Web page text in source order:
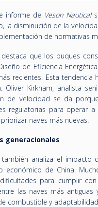
informe de Veson Nautical
la disminución de la
de normativas
que los buques
de Eficiencia
recientes. Esta
Oliver Kirkham, analista
de velocidad se da
regulatorias para operar
naves más nuevas.
generacionales
también analiza el
económico de China.
para cumplir
las naves más
combustible y